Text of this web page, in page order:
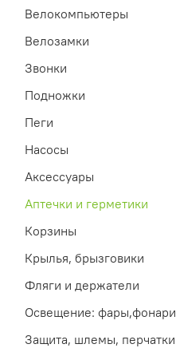
Велокомпьютеры
Велозамки
Звонки
Подножки
Пеги
Насосы
Аксессуары
Аптечки и герметики
Корзины
Крылья, брызговики
Фляги и держатели
Освещение: фары,фонари
Защита, шлемы, перчатки